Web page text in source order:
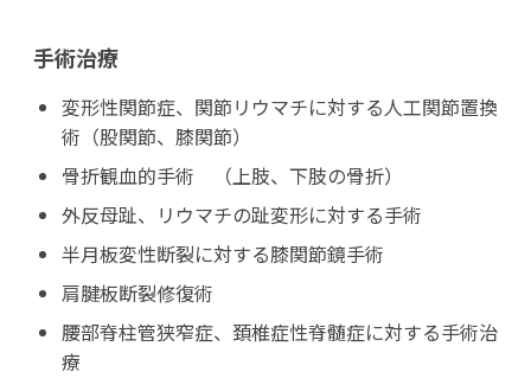
手術治療
変形性関節症、関節リウマチに対する人工関節置換
術（股関節、膝関節）
骨折観血的手術 （上肢、下肢の骨折）
外反母趾、リウマチの趾変形に対する手術
半月板変性断裂に対する膝関節鏡手術
肩腱板断裂修復術
腰部脊柱管狭窄症、頚椎症性脊髄症に対する手術治
療